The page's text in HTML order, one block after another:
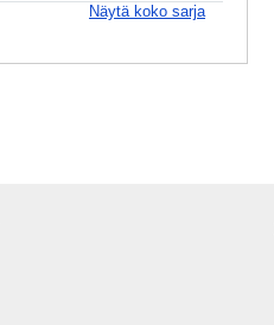
Näytä koko sarja